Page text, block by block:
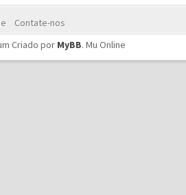
Contate-nos
Criado por MyBB. Mu Online